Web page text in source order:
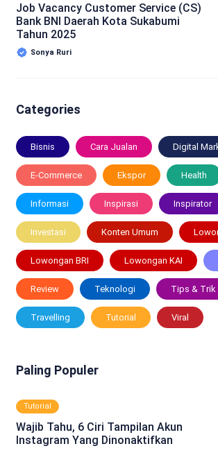
Job Vacancy Customer Service (CS)
Bank BNI Daerah Kota Sukabumi
Tahun 2025
Sonya Ruri
Categories
Bisnis Cara Jualan Digital
E-Commerce Ekspor Health
Informasi Inspirasi Inspirator
Investasi Konten Umum
Lowongan BRI Lowongan KAI
Review Teknologi Tips & Trik
Travelling Tutorial Viral
Paling Populer
Tutorial
Wajib Tahu, 6 Ciri Tampilan Akun
Instagram Yang Dinonaktifkan